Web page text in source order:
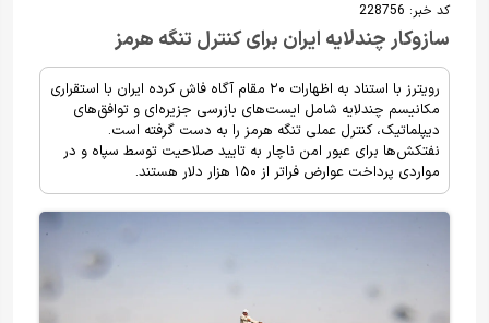
کد خبر: 228756
سازوکار چندلایه ایران برای کنترل تنگه هرمز
رویترز با استناد به اظهارات ۲۰ مقام آگاه فاش کرده ایران با استقراری
مکانیسم چندلایه شامل ایست‌های بازرسی جزیره‌ای و توافق‌های
دیپلماتیک، کنترل عملی تنگه هرمز را به دست گرفته است.
نفتکش‌ها برای عبور امن ناچار به تایید صلاحیت توسط سپاه و در
مواردی پرداخت عوارض فراتر از ۱۵۰ هزار دلار هستند.